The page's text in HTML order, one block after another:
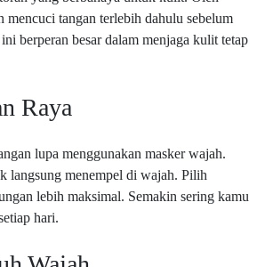
tangan terlebih dahulu sebelum
berperan besar dalam menjaga kulit tetap
Raya
lupa menggunakan masker wajah.
langsung menempel di wajah. Pilih
lebih maksimal. Semakin sering kamu
hari.